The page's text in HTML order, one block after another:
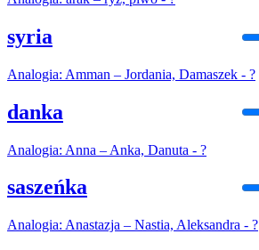
syria
Analogia: Amman – Jordania, Damaszek - ?
danka
Analogia: Anna – Anka, Danuta - ?
saszeńka
Analogia: Anastazja – Nastia, Aleksandra - ?